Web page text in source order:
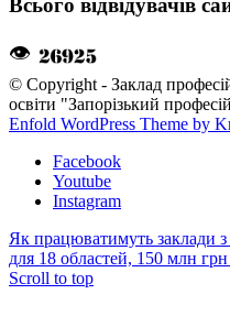
👁
© Copyright - Заклад
освіти "Запорізький
Enfold WordPress Theme by
Facebook
Youtube
Instagram
Як працюватимуть заклади
для 18 областей, 150 млн
Scroll to top